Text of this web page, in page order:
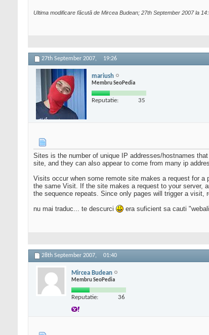
Ultima modificare făcută de Mircea Budean; 27th September 2007 la
27th September 2007, 19:26
mariush
Membru SeoPedia
Reputatie: 35
Sites is the number of unique IP addresses/hostnames
site, and they can also appear to come from many ip
Visits occur when some remote site makes a request for
the same Visit. If the site makes a request to your server,
the sequence repeats. Since only pages will trigger a
nu mai traduc... te descurci
era suficient sa cauti
28th September 2007, 01:40
Mircea Budean
Membru SeoPedia
Reputatie: 36